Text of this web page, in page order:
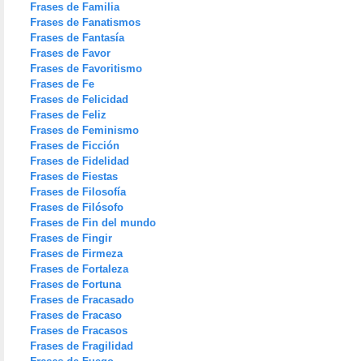
Frases de Familia
Frases de Fanatismos
Frases de Fantasía
Frases de Favor
Frases de Favoritismo
Frases de Fe
Frases de Felicidad
Frases de Feliz
Frases de Feminismo
Frases de Ficción
Frases de Fidelidad
Frases de Fiestas
Frases de Filosofía
Frases de Filósofo
Frases de Fin del mundo
Frases de Fingir
Frases de Firmeza
Frases de Fortaleza
Frases de Fortuna
Frases de Fracasado
Frases de Fracaso
Frases de Fracasos
Frases de Fragilidad